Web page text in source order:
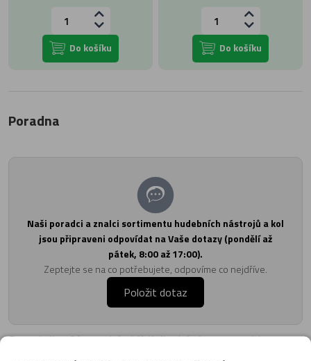
Do košíku Do košíku
Poradna
Naši poradci a znalci sortimentu hudebních nástrojů a kol
jsou připraveni odpovídat na Vaše dotazy (pondělí až
pátek, 8:00 až 17:00).
Zeptejte se na co potřebujete, odpovíme co nejdříve.
Položit dotaz
Texty od zákazníků v poradně odrážejí výhradně názory a stanoviska